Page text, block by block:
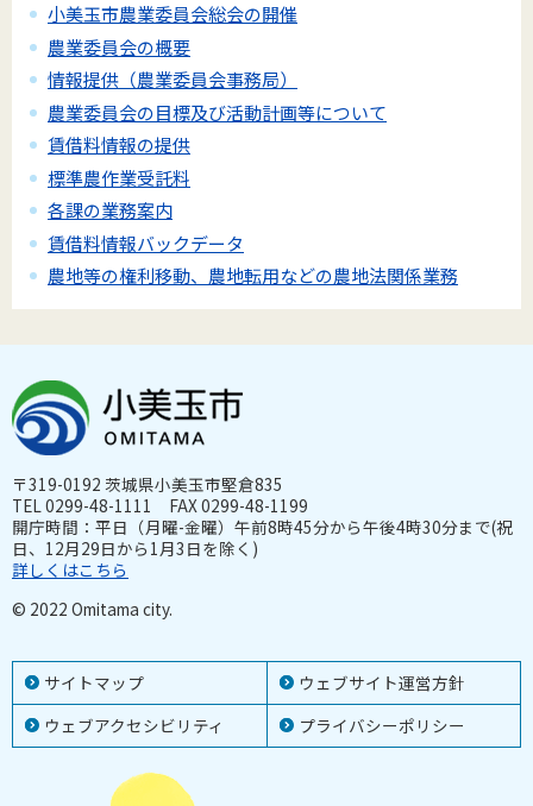
小美玉市農業委員会総会の開催
農業委員会の概要
情報提供（農業委員会事務局）
農業委員会の目標及び活動計画等について
賃借料情報の提供
標準農作業受託料
各課の業務案内
賃借料情報バックデータ
農地等の権利移動、農地転用などの農地法関係業務
サイトマップ
ウェブサイト運営方針
ウェブアクセシビリティ
プライバシーポリシー
〒319-0192 茨城県小美玉市堅倉835
TEL 0299-48-1111 FAX 0299-48-1199
開庁時間：平日（月曜-金曜）午前8時45分から午後4時30分まで(祝
日、12月29日から1月3日を除く)
詳しくはこちら
© 2022 Omitama city.